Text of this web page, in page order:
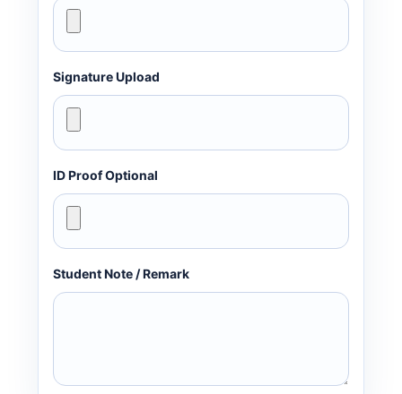
Signature Upload
ID Proof Optional
Student Note / Remark